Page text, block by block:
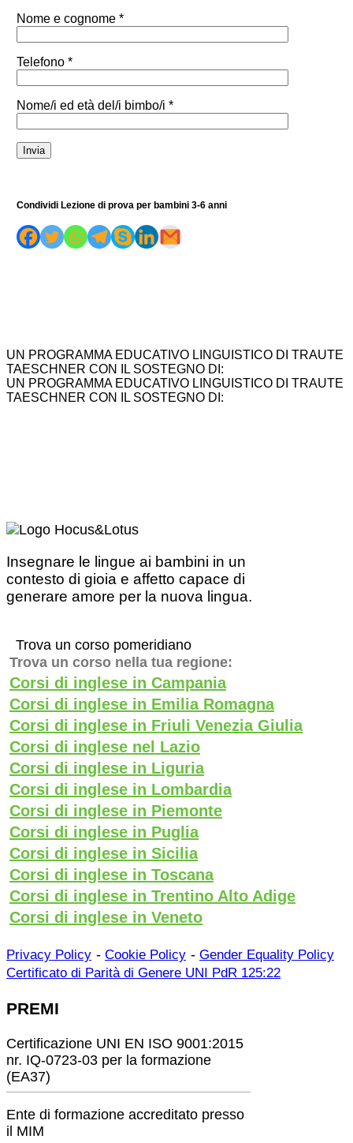
Nome e cognome *
Telefono *
Nome/i ed età del/i bimbo/i *
Condividi Lezione di prova per bambini 3-6 anni
UN PROGRAMMA EDUCATIVO LINGUISTICO DI TRAUTE
TAESCHNER CON IL SOSTEGNO DI:
UN PROGRAMMA EDUCATIVO LINGUISTICO DI TRAUTE
TAESCHNER CON IL SOSTEGNO DI:
Insegnare le lingue ai bambini in un
contesto di gioia e affetto capace di
generare amore per la nuova lingua.
Trova un corso pomeridiano
Trova un corso nella tua regione:
Corsi di inglese in Campania
Corsi di inglese in Emilia Romagna
Corsi di inglese in Friuli Venezia Giulia
Corsi di inglese nel Lazio
Corsi di inglese in Liguria
Corsi di inglese in Lombardia
Corsi di inglese in Piemonte
Corsi di inglese in Puglia
Corsi di inglese in Sicilia
Corsi di inglese in Toscana
Corsi di inglese in Trentino Alto Adige
Corsi di inglese in Veneto
Privacy Policy - Cookie Policy - Gender Equality Policy
Certificato di Parità di Genere UNI PdR 125:22
PREMI
Certificazione UNI EN ISO 9001:2015
nr. IQ-0723-03 per la formazione
(EA37)
Ente di formazione accreditato presso
il MIM